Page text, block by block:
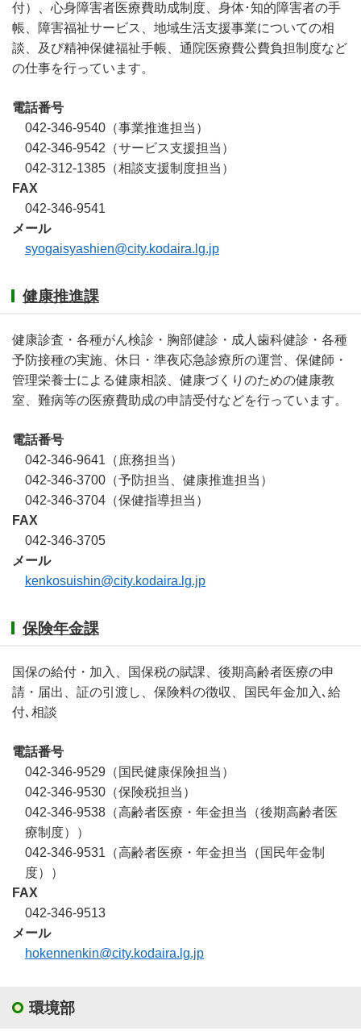
付）、心身障害者医療費助成制度、身体･知的障害者の手
帳、障害福祉サービス、地域生活支援事業についての相
談、及び精神保健福祉手帳、通院医療費公費負担制度など
の仕事を行っています。
電話番号
042-346-9540（事業推進担当）
042-346-9542（サービス支援担当）
042-312-1385（相談支援制度担当）
FAX
042-346-9541
メール
syogaisyashien@city.kodaira.lg.jp
健康推進課
健康診査・各種がん検診・胸部健診・成人歯科健診・各種
予防接種の実施、休日・準夜応急診療所の運営、保健師・
管理栄養士による健康相談、健康づくりのための健康教
室、難病等の医療費助成の申請受付などを行っています。
電話番号
042-346-9641（庶務担当）
042-346-3700（予防担当、健康推進担当）
042-346-3704（保健指導担当）
FAX
042-346-3705
メール
kenkosuishin@city.kodaira.lg.jp
保険年金課
国保の給付・加入、国保税の賦課、後期高齢者医療の申
請・届出、証の引渡し、保険料の徴収、国民年金加入､給
付､相談
電話番号
042-346-9529（国民健康保険担当）
042-346-9530（保険税担当）
042-346-9538（高齢者医療・年金担当（後期高齢者医
療制度））
042-346-9531（高齢者医療・年金担当（国民年金制
度））
FAX
042-346-9513
メール
hokennenkin@city.kodaira.lg.jp
環境部